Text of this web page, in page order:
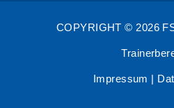
COPYRIGHT © 2026
Impressum |